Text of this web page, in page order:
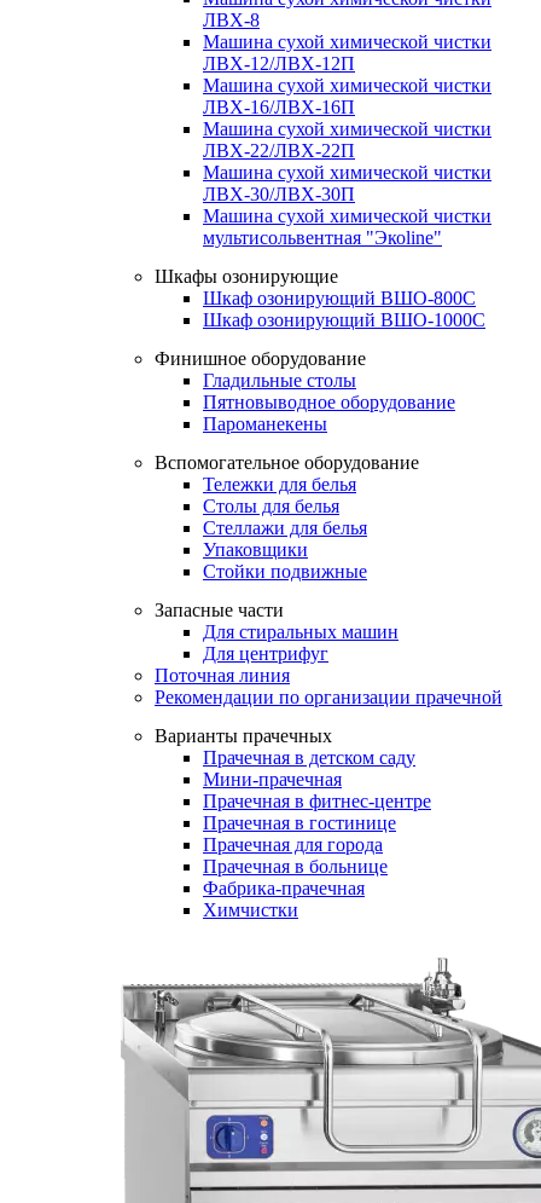
ЛВХ-8
Машина сухой химической чистки
ЛВХ-12/ЛВХ-12П
Машина сухой химической чистки
ЛВХ-16/ЛВХ-16П
Машина сухой химической чистки
ЛВХ-22/ЛВХ-22П
Машина сухой химической чистки
ЛВХ-30/ЛВХ-30П
Машина сухой химической чистки
мультисольвентная "Экоline"
Шкафы озонирующие
Шкаф озонирующий ВШО-800С
Шкаф озонирующий ВШО-1000С
Финишное оборудование
Гладильные столы
Пятновыводное оборудование
Пароманекены
Вспомогательное оборудование
Тележки для белья
Столы для белья
Стеллажи для белья
Упаковщики
Стойки подвижные
Запасные части
Для стиральных машин
Для центрифуг
Поточная линия
Рекомендации по организации прачечной
Варианты прачечных
Прачечная в детском саду
Мини-прачечная
Прачечная в фитнес-центре
Прачечная в гостинице
Прачечная для города
Прачечная в больнице
Фабрика-прачечная
Химчистки